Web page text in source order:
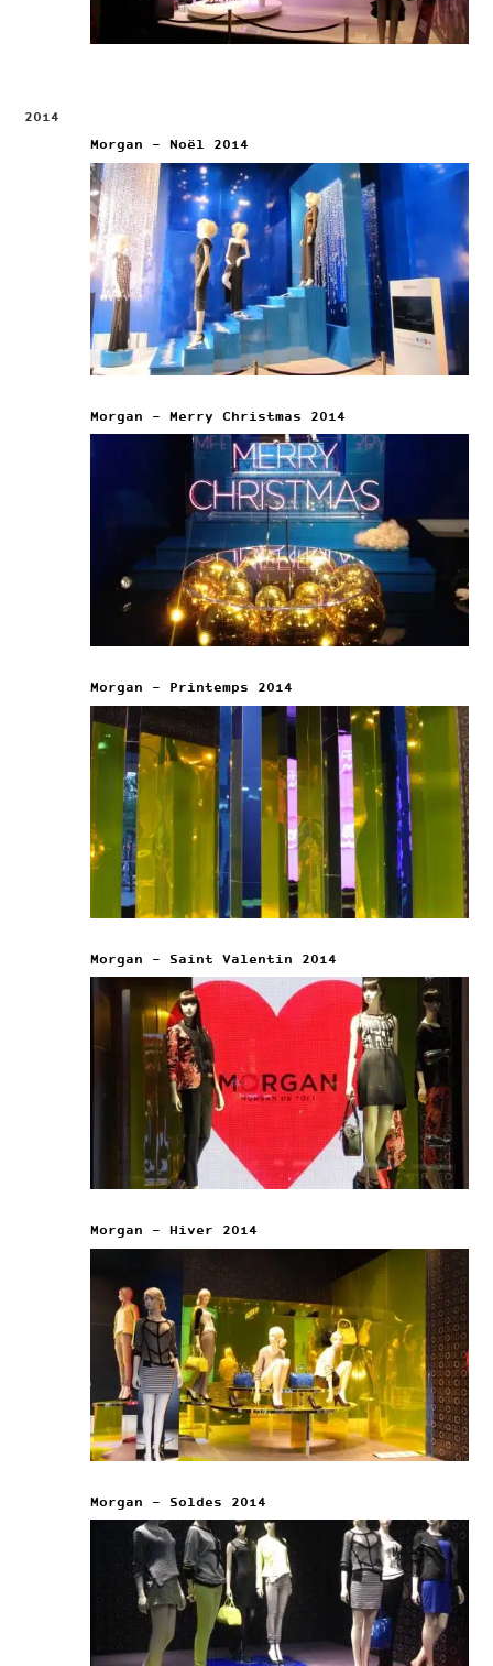
2014
Morgan – Noël 2014
Morgan – Merry Christmas 2014
Morgan – Printemps 2014
Morgan – Saint Valentin 2014
Morgan – Hiver 2014
Morgan – Soldes 2014